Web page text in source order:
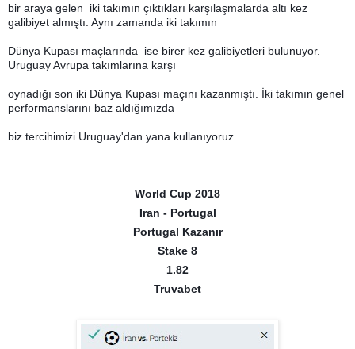
bir araya gelen iki takımın çıktıkları karşılaşmalarda altı kez
galibiyet almıştı. Aynı zamanda iki takımın
Dünya Kupası maçlarında ise birer kez galibiyetleri bulunuyor.
Uruguay Avrupa takımlarına karşı
oynadığı son iki Dünya Kupası maçını kazanmıştı. İki takımın genel
performanslarını baz aldığımızda
biz tercihimizi Uruguay'dan yana kullanıyoruz.
World Cup 2018
Iran - Portugal
Portugal Kazanır
Stake 8
1.82
Truvabet